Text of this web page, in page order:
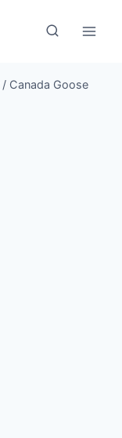
/ Canada Goose